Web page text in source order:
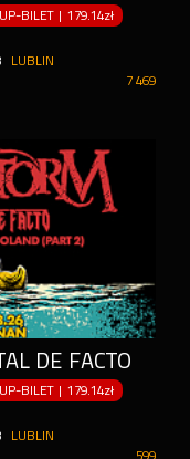
BILET | 179.14zł
LUBLIN
7 469
DE FACTO
BILET | 179.14zł
LUBLIN
599